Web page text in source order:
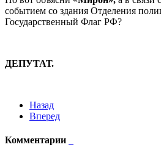
событием со здания Отделения
Государственный Флаг РФ?
ДЕПУТАТ.
Назад
Вперед
Комментарии